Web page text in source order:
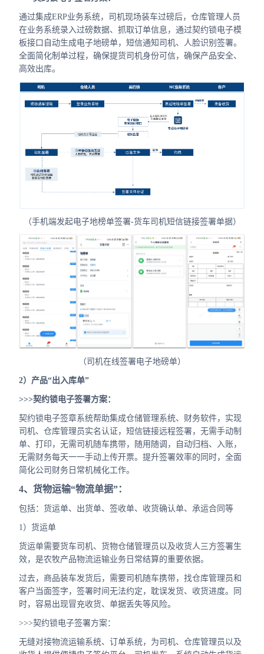
通过集成ERP业务系统，司机现场装车过磅后，仓库管理人员
在业务系统录入过磅数据、抓取订单信息，通过契约锁电子模
板接口自动生成电子地磅单，短信通知司机、人脸识别签署。
全面简化制单过程，确保提货司机身份可信，确保产品安全、
高效出库。
（手机端发起电子地榜单签署-货车司机短信链接签署单据）
（司机在线签署电子地磅单）
2）产品“出入库单”
>>>契约锁电子签署方案：
契约锁电子签章系统帮助集成仓储管理系统、财务软件，实现
司机、仓库管理员实名认证，短信链接远程签署，无需手动制
单、打印，无需司机随车携带，随用随调，自动归档、入账，
无需财务每天一一手动上传开票。提升签署效率的同时，全面
简化公司财务日常机械化工作。
4、货物运输“物流单据”：
包括：货运单、出货单、签收单、收货确认单、承运合同等
1）货运单
货运单需要货车司机、货物仓储管理员以及收货人三方签署生
效，是农牧产品物流运输业务日常结算的重要依据。
过去，商品装车发货后，需要司机随车携带，找仓库管理员和
客户当面签字，签署时间无法约定，耽误发货、收货进度。同
时，容易出现冒充收货、单据丢失等风险。
>>>契约锁电子签署方案：
无缝对接物流运输系统、订单系统，为司机、仓库管理员以及